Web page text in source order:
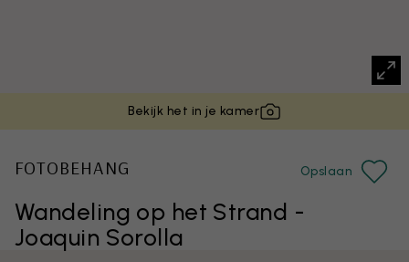
Bekijk het in je kamer
Wandeling op het Strand -
Joaquin Sorolla
FOTOBEHANG Opslaan